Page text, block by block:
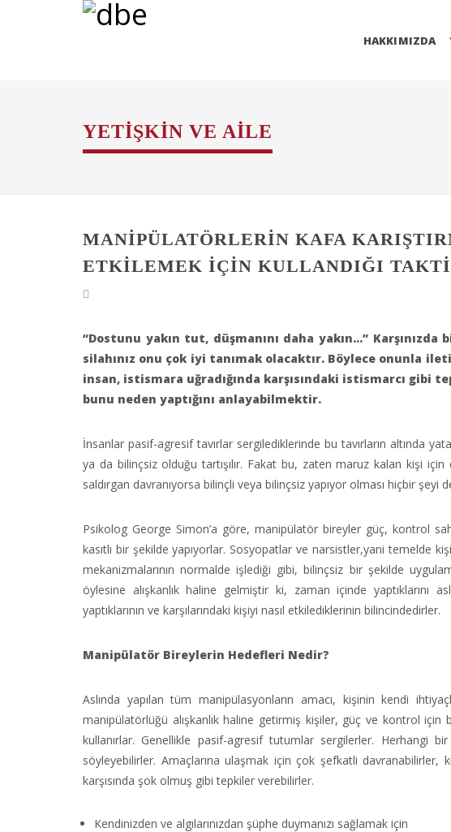
HAKKIMIZDA
YETIŞKIN VE AILE
MANİPÜLATÖRLERİN KAFA
ETKİLEMEK İÇİN KULLANDIĞI
“Dostunu yakın tut, düşmanını daha yakın…”
silahınız onu çok iyi tanımak olacaktır. Böylece onunla
insan, istismara uğradığında karşısındaki istismarcı gibi
bunu neden yaptığını anlayabilmektir.
İnsanlar pasif-agresif tavırlar sergilediklerinde bu tavırların altında
ya da bilinçsiz olduğu tartışılır. Fakat bu, zaten maruz kalan kişi
saldırgan davranıyorsa bilinçli veya bilinçsiz yapıyor olması hiçbir şeyi
Psikolog George Simon’a göre, manipülatör bireyler güç, kontrol
kasıtlı bir şekilde yapıyorlar. Sosyopatlar ve narsistler,yani temelde
mekanizmalarının normalde işlediği gibi, bilinçsiz bir şekilde
öylesine alışkanlık haline gelmiştir ki, zaman içinde
yaptıklarının ve karşılarındaki kişiyi nasıl etkilediklerinin bilincindedirler.
Manipülatör Bireylerin Hedefleri Nedir?
Aslında yapılan tüm manipülasyonların amacı, kişinin kendi
manipülatörlüğü alışkanlık haline getirmiş kişiler, güç ve kontrol
kullanırlar. Genellikle pasif-agresif tutumlar sergilerler. Herhangi
söyleyebilirler. Amaçlarına ulaşmak için çok şefkatli davranabilirler,
karşısında şok olmuş gibi tepkiler verebilirler.
Kendinizden ve algılarınızdan şüphe duymanızı sağlamak için